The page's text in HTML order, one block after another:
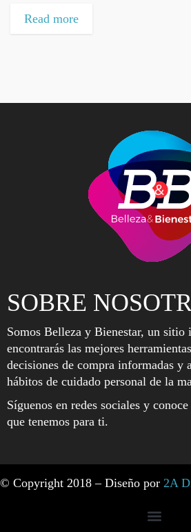
Read more
SOBRE
Somos Belleza y Bienestar, un
encontrarás las mejores
decisiones de compra informadas y
hábitos de cuidado personal de la
Síguenos en redes sociales y
que tenemos para ti.
© Copyright 2018 – Diseño por 2A